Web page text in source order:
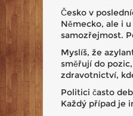
Česko v
Německo, ale i
samozřejmost.
Myslíš, že
směřují do
zdravotnictví,
Politici často
Každý případ je